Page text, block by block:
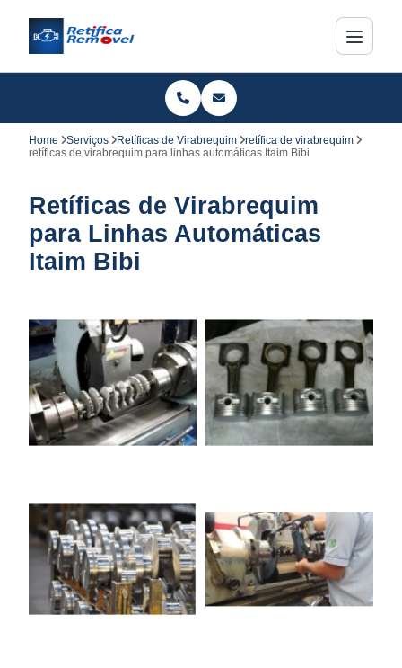
Home Serviços Retíficas de Virabrequim
retífica de virabrequim
retíficas de virabrequim para linhas automáticas Itaim Bibi
Retíficas de Virabrequim
para Linhas Automáticas
Itaim Bibi